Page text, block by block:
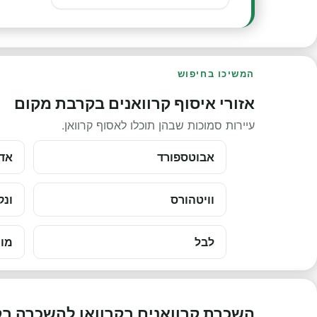
המשיכו בחיפוש
אזורי איסוף קרוואנים בקרבת מקום
עיירות סמוכות שבהן תוכלו לאסוף קרוואן.
אבוטספורד
וויטהורס
לבל